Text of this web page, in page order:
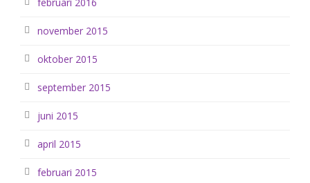
november 2015
oktober 2015
september 2015
juni 2015
april 2015
februari 2015